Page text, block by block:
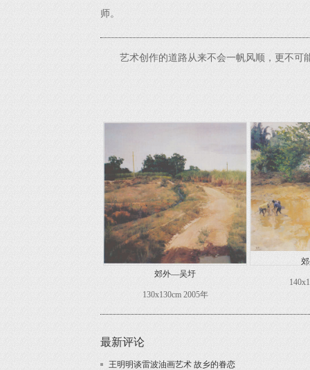
师。
艺术创作的道路从来不会一帆风顺，更不可
郊外—吴圩
130x130cm 2005年
最新评论
王明明谈雷波油画艺术 故乡的眷恋